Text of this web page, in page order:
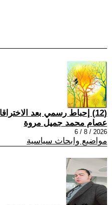
(12) إحباط رسمي بعد الاختراقات العدوانية بلا تبرير
عصام محمد جميل مروة
2026 / 8 / 6
مواضيع وابحاث سياسية